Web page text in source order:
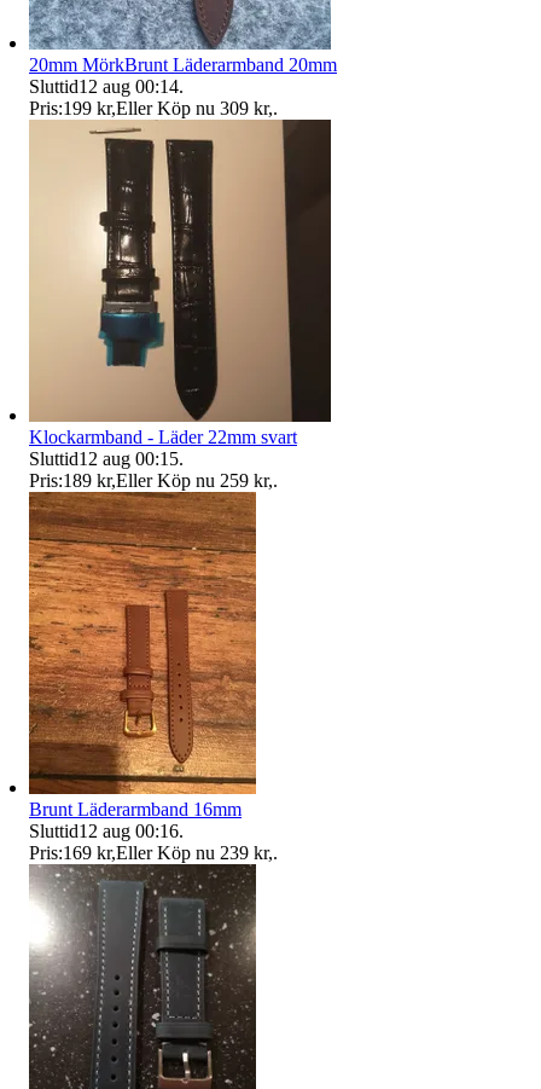
20mm MörkBrunt Läderarmband 20mm
Sluttid12 aug 00:14.
Pris:199 kr,Eller Köp nu 309 kr,.
Klockarmband - Läder 22mm svart
Sluttid12 aug 00:15.
Pris:189 kr,Eller Köp nu 259 kr,.
Brunt Läderarmband 16mm
Sluttid12 aug 00:16.
Pris:169 kr,Eller Köp nu 239 kr,.